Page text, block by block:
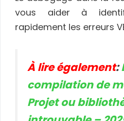
vous aider à
rapidement les erreurs
À lire également:
compilation de
Projet ou